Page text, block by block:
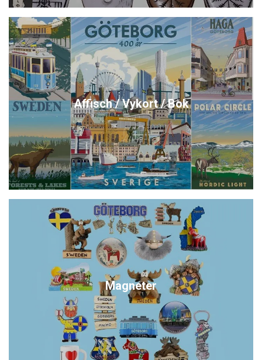
Affisch / Vykort / Bok
Magneter